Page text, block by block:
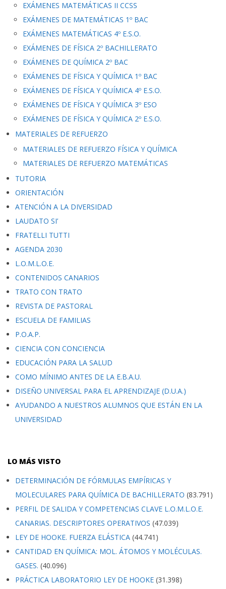
EXÁMENES MATEMÁTICAS II CCSS
EXÁMENES DE MATEMÁTICAS 1º BAC
EXÁMENES MATEMÁTICAS 4º E.S.O.
EXÁMENES DE FÍSICA 2º BACHILLERATO
EXÁMENES DE QUÍMICA 2º BAC
EXÁMENES DE FÍSICA Y QUÍMICA 1º BAC
EXÁMENES DE FÍSICA Y QUÍMICA 4º E.S.O.
EXÁMENES DE FÍSICA Y QUÍMICA 3º ESO
EXÁMENES DE FÍSICA Y QUÍMICA 2º E.S.O.
MATERIALES DE REFUERZO
MATERIALES DE REFUERZO FÍSICA Y QUÍMICA
MATERIALES DE REFUERZO MATEMÁTICAS
TUTORIA
ORIENTACIÓN
ATENCIÓN A LA DIVERSIDAD
LAUDATO SI’
FRATELLI TUTTI
AGENDA 2030
L.O.M.L.O.E.
CONTENIDOS CANARIOS
TRATO CON TRATO
REVISTA DE PASTORAL
ESCUELA DE FAMILIAS
P.O.A.P.
CIENCIA CON CONCIENCIA
EDUCACIÓN PARA LA SALUD
COMO MÍNIMO ANTES DE LA E.B.A.U.
DISEÑO UNIVERSAL PARA EL APRENDIZAJE (D.U.A.)
AYUDANDO A NUESTROS ALUMNOS QUE ESTÁN EN LA
UNIVERSIDAD
LO MÁS VISTO
DETERMINACIÓN DE FÓRMULAS EMPÍRICAS Y
MOLECULARES PARA QUÍMICA DE BACHILLERATO (83.791)
PERFIL DE SALIDA Y COMPETENCIAS CLAVE L.O.M.L.O.E.
CANARIAS. DESCRIPTORES OPERATIVOS (47.039)
LEY DE HOOKE. FUERZA ELÁSTICA (44.741)
CANTIDAD EN QUÍMICA: MOL. ÁTOMOS Y MOLÉCULAS.
GASES. (40.096)
PRÁCTICA LABORATORIO LEY DE HOOKE (31.398)